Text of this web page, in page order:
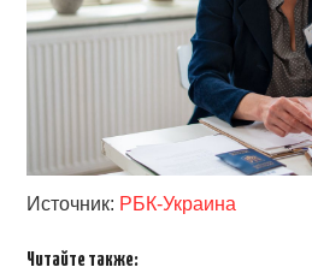
Источник: РБК-Украина
Читайте также: